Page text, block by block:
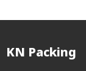
KN Packing